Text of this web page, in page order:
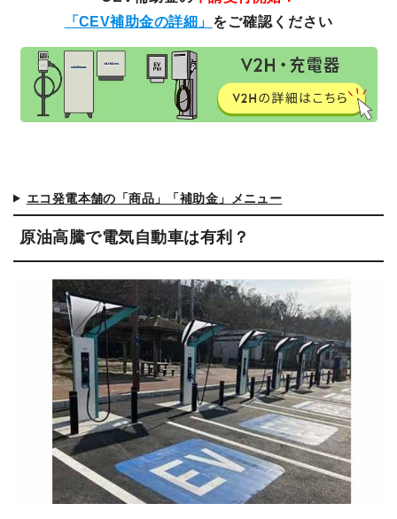
「CEV補助金の詳細」 をご確認ください
エコ発電本舗の「商品」「補助金」メニュー
原油高騰で電気自動車は有利？